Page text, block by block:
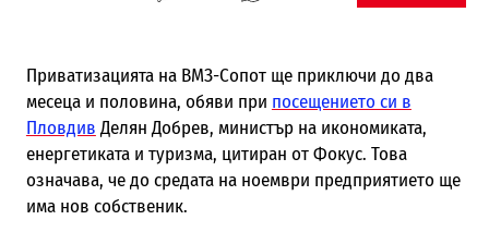
Приватизацията на ВМЗ-Сопот ще приключи до два
месеца и половина, обяви при посещението си в
Пловдив Делян Добрев, министър на икономиката,
енергетиката и туризма, цитиран от Фокус. Това
означава, че до средата на ноември предприятието ще
има нов собственик.